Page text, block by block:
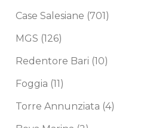
Case Salesiane (701)
MGS (126)
Redentore Bari (10)
Foggia (11)
Torre Annunziata (4)